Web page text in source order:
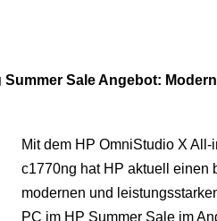
Sale Angebot:
Mit dem HP OmniStudio X All-
c1770ng hat HP aktuell einen
modernen und
PC im HP Summer Sale im